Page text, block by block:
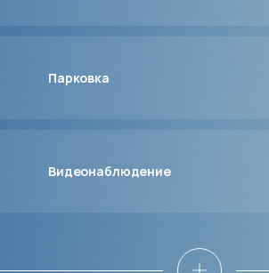
Парковка
Видеонаблюдение